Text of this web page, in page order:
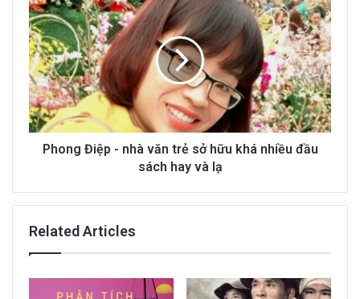
s
Phong Điệp - nhà văn trẻ sở hữu khá nhiều đầu
sách hay và lạ
Related Articles